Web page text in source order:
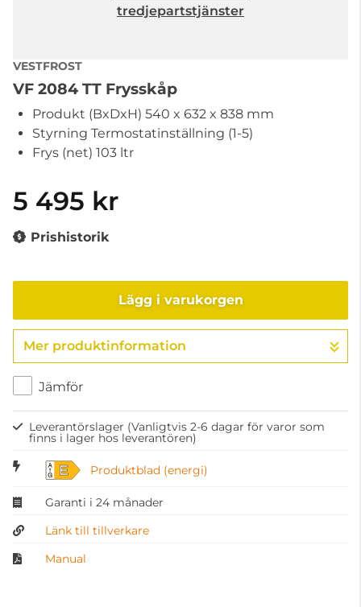
tredjepartstjänster
VESTFROST
VF 2084 TT Frysskåp
Produkt (BxDxH) 540 x 632 x 838 mm
Styrning Termostatinställning (1-5)
Frys (net) 103 ltr
5 495 kr
Prishistorik
Lägg i varukorgen
Gå till kassan
Mer produktinformation
Jämför
Leverantörslager (Vanligtvis 2-6 dagar för varor som
finns i lager hos leverantören)
E Produktblad (energi)
Garanti i 24 månader
Länk till tillverkare
Manual